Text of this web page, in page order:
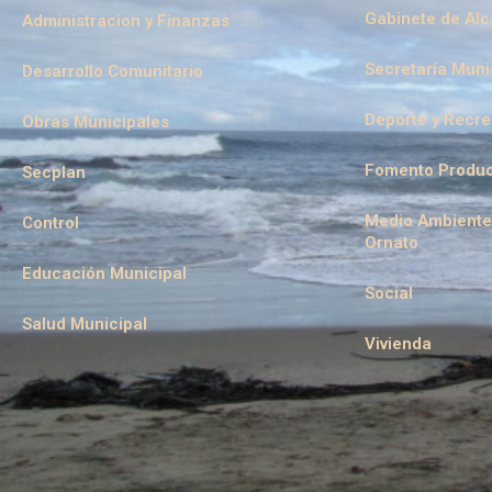
Administracion y Finanzas
Desarrollo Comunitario
Obras Municipales
Secplan
Control
Educación Municipal
Salud Municipal
Gabinete de
Secretaría
Deporte y
Fomento
Medio
Ornato
Social
Vivienda